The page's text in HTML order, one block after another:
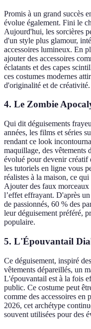
Promis à un grand succès
évolue également. Fini le
Aujourd'hui, les sorcières
d'un style plus glamour,
accessoires lumineux. En
ajouter des accessoires
éclatants et des capes
ces costumes modernes
d'originalité et de créativité.
4. Le Zombie
Qui dit déguisements
années, les films et séries
rendant ce look
maquillage, des vêtements
évolué pour devenir créatif
les tutoriels en ligne vous
réalistes à la maison, ce
Ajouter des faux
l’effet effrayant. D'après
de passionnés, 60 % des
leur déguisement préféré,
populaire.
5. L'Épouvantail
Ce déguisement, inspiré
vêtements dépareillés, un
L'épouvantail est à la fois
public. Ce costume peut
comme des accessoires en
2026, cet archétype
souvent utilisées pour des